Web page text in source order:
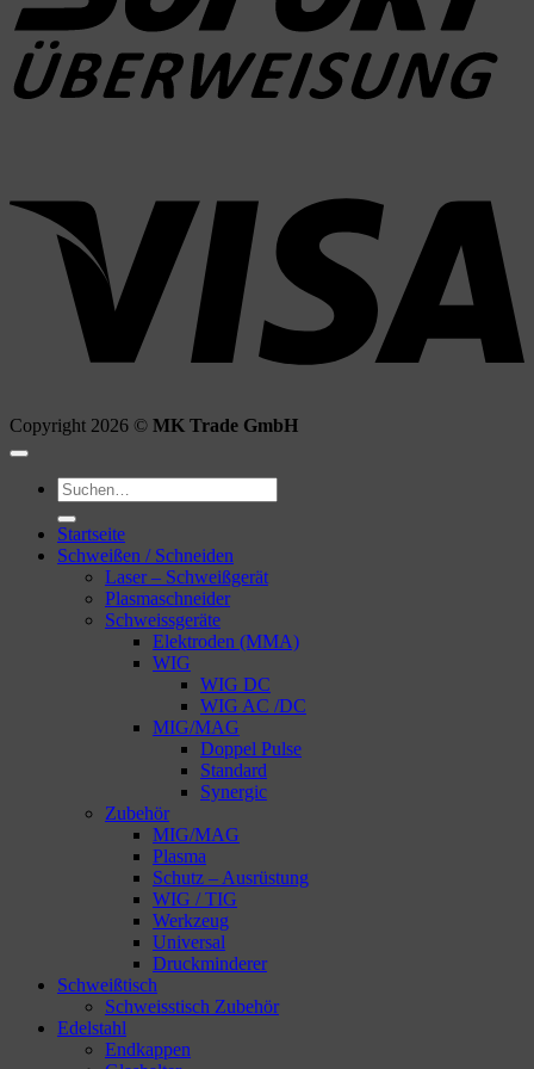
Copyright 2026 © MK Trade GmbH
Suchen
nach:
Startseite
Schweißen / Schneiden
Laser – Schweißgerät
Plasmaschneider
Schweissgeräte
Elektroden (MMA)
WIG
WIG DC
WIG AC /DC
MIG/MAG
Doppel Pulse
Standard
Synergic
Zubehör
MIG/MAG
Plasma
Schutz – Ausrüstung
WIG / TIG
Werkzeug
Universal
Druckminderer
Schweißtisch
Schweisstisch Zubehör
Edelstahl
Endkappen